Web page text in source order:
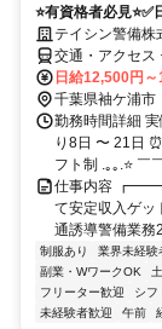
⭐有資格者必見
テイシン警備
交通・アクセス
動の心配は不要
日給12,500円
千葉県袖ケ浦市
勤務時間詳細
り8日 〜 21日
フト制 .｡｡.⭐ ￣
仕事内容
て安定収入
通誘導警備業務
制服あり 業界未経験
副業・WワークOK
フリーター歓迎
シフ
未経験者歓迎
午前